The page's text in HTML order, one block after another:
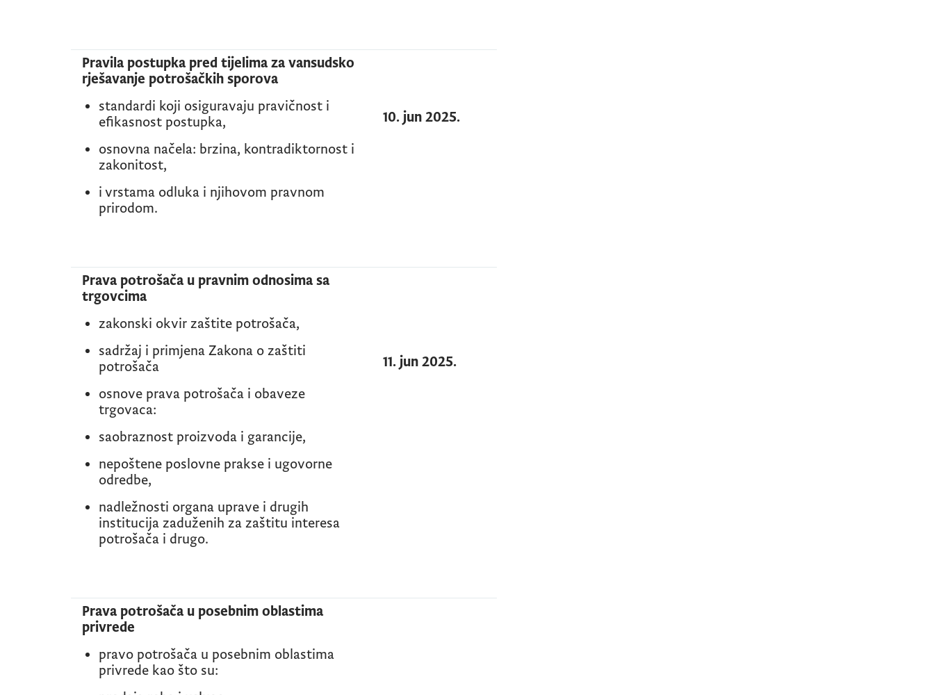
Pravila postupka pred tijelima za vansudsko
rješavanje potrošačkih sporova
standardi koji osiguravaju pravičnost i
efikasnost postupka,
osnovna načela: brzina, kontradiktornost i
zakonitost,
i vrstama odluka i njihovom pravnom
prirodom.
10. jun 2025.
Prava potrošača u pravnim odnosima sa
trgovcima
zakonski okvir zaštite potrošača,
sadržaj i primjena Zakona o zaštiti
potrošača
osnove prava potrošača i obaveze
trgovaca:
saobraznost proizvoda i garancije,
nepoštene poslovne prakse i ugovorne
odredbe,
nadležnosti organa uprave i drugih
institucija zaduženih za zaštitu interesa
potrošača i drugo.
11. jun 2025.
Prava potrošača u posebnim oblastima
privrede
pravo potrošača u posebnim oblastima
privrede kao što su: